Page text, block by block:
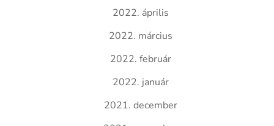
2022. április
2022. március
2022. február
2022. január
2021. december